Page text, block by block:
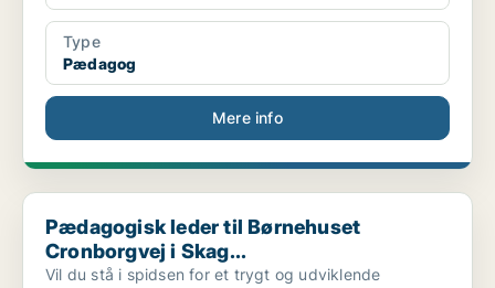
Type
Pædagog
Mere info
Pædagogisk leder til Børnehuset Cronborgvej i Skag...
Pædagogisk leder til Børnehuset
Cronborgvej i Skag...
Vil du stå i spidsen for et trygt og udviklende